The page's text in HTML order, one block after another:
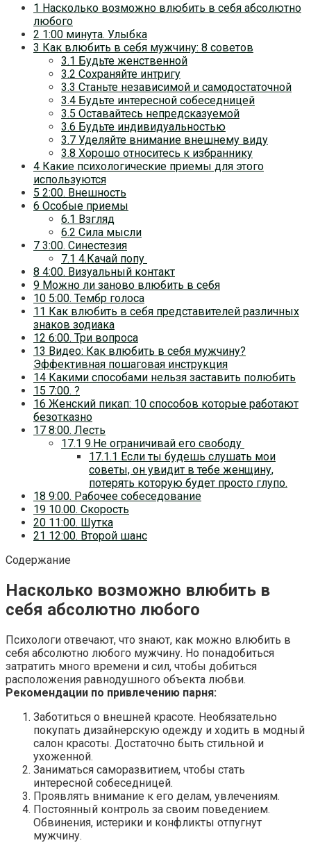
1 Насколько возможно влюбить в себя абсолютно
любого
2 1:00 минута. Улыбка
3 Как влюбить в себя мужчину: 8 советов
3.1 Будьте женственной
3.2 Сохраняйте интригу
3.3 Станьте независимой и самодостаточной
3.4 Будьте интересной собеседницей
3.5 Оставайтесь непредсказуемой
3.6 Будьте индивидуальностью
3.7 Уделяйте внимание внешнему виду
3.8 Хорошо относитесь к избраннику
4 Какие психологические приемы для этого
используются
5 2:00. Внешность
6 Особые приемы
6.1 Взгляд
6.2 Сила мысли
7 3:00. Синестезия
7.1 4.Качай попу
8 4:00. Визуальный контакт
9 Можно ли заново влюбить в себя
10 5:00. Тембр голоса
11 Как влюбить в себя представителей различных
знаков зодиака
12 6:00. Три вопроса
13 Видео: Как влюбить в себя мужчину?
Эффективная пошаговая инструкция
14 Какими способами нельзя заставить полюбить
15 7:00. ?
16 Женский пикап: 10 способов которые работают
безотказно
17 8:00. Лесть
17.1 9.Не ограничивай его свободу
17.1.1 Если ты будешь слушать мои
советы, он увидит в тебе женщину,
потерять которую будет просто глупо.
18 9:00. Рабочее собеседование
19 10.00. Скорость
20 11:00. Шутка
21 12:00. Второй шанс
Содержание
Насколько возможно влюбить в
себя абсолютно любого
Психологи отвечают, что знают, как можно влюбить в
себя абсолютно любого мужчину. Но понадобиться
затратить много времени и сил, чтобы добиться
расположения равнодушного объекта любви.
Рекомендации по привлечению парня:
Заботиться о внешней красоте. Необязательно
покупать дизайнерскую одежду и ходить в модный
салон красоты. Достаточно быть стильной и
ухоженной.
Заниматься саморазвитием, чтобы стать
интересной собеседницей.
Проявлять внимание к его делам, увлечениям.
Постоянный контроль за своим поведением.
Обвинения, истерики и конфликты отпугнут
мужчину.